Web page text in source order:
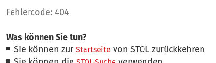
Fehlercode: 404
Was können Sie tun?
Sie können zurStartseite von STOL zurückkehren